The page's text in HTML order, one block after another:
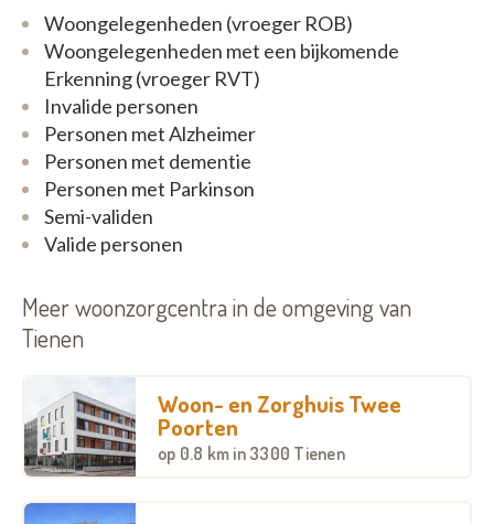
Als je wilt, kun je deelnemen aan de activiteiten van
het huis (vanaf 10.30 uur) Of het nu gaat om
culinaire workshops, geheugenoefeningen,
knutselen, optredens van zangers, muziek- of
theatergroepen, alle activiteiten worden door het
huis georganiseerd animatieteam. Elke maand vindt
er een groot verjaardagsfeestje plaats om onze
bewoners te vieren !
Neem gerust contact op voor meer informatie.
Woongelegenheden (vroeger ROB)
Woongelegenheden met een bijkomende
Erkenning (vroeger RVT)
Invalide personen
Personen met Alzheimer
Personen met dementie
Personen met Parkinson
Semi-validen
Valide personen
Meer woonzorgcentra in de omgeving van
Tienen
Woon- en Zorghuis Twee
Poorten
op 0.8 km in 3300 Tienen